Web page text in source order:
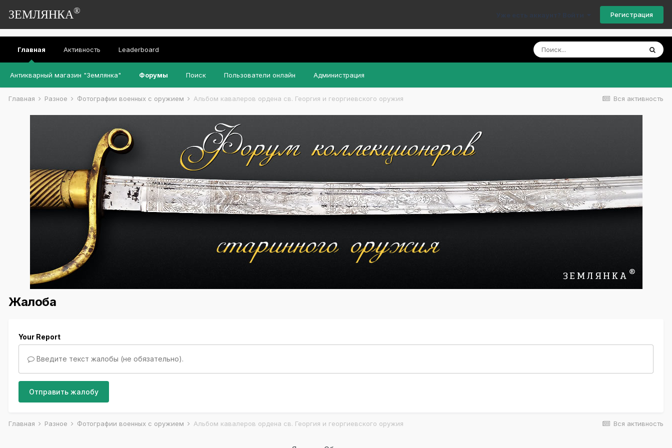
ЗЕМЛЯНКА® Уже есть аккаунт? Войти Регистрация
Главная
Антикварный магазин "Землянка" Форумы Поиск Пользователи онлайн Администрация
Активность Leaderboard
Вся активность
Главная Разное Фотографии военных с оружием Альбом кавалеров ордена св. Георгия и георгиевского оружия
Жалоба
Your Report
Введите текст жалобы (не обязательно).
Отправить жалобу
Вся активность
Главная Разное Фотографии военных с оружием Альбом кавалеров ордена св. Георгия и георгиевского оружия